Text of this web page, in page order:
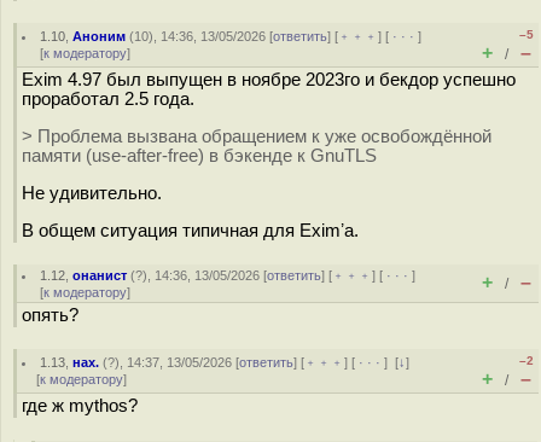
1.10 ,Аноним (10), 14:36, 13/05/2026 [ответить] [ ﹢﹢﹢] [ · · ·]
[к модератору]
–5
+ / –
Exim 4.97 был выпущен в ноябре 2023го и бекдор успешно
проработал 2.5 года.
> Проблема вызвана обращением к уже освобождённой
памяти (use-after-free) в бэкенде к GnuTLS
Не удивительно.
В общем ситуация типичная для Eximʼа.
1.12 ,онанист (?), 14:36, 13/05/2026 [ответить] [ ﹢﹢﹢] [ · · ·]
[к модератору] + / –
опять?
1.13 ,нах. (?), 14:37, 13/05/2026 [ответить] [ ﹢﹢﹢] [ · · ·][↓]
[к модератору]
–2
+ / –
где ж mythos?